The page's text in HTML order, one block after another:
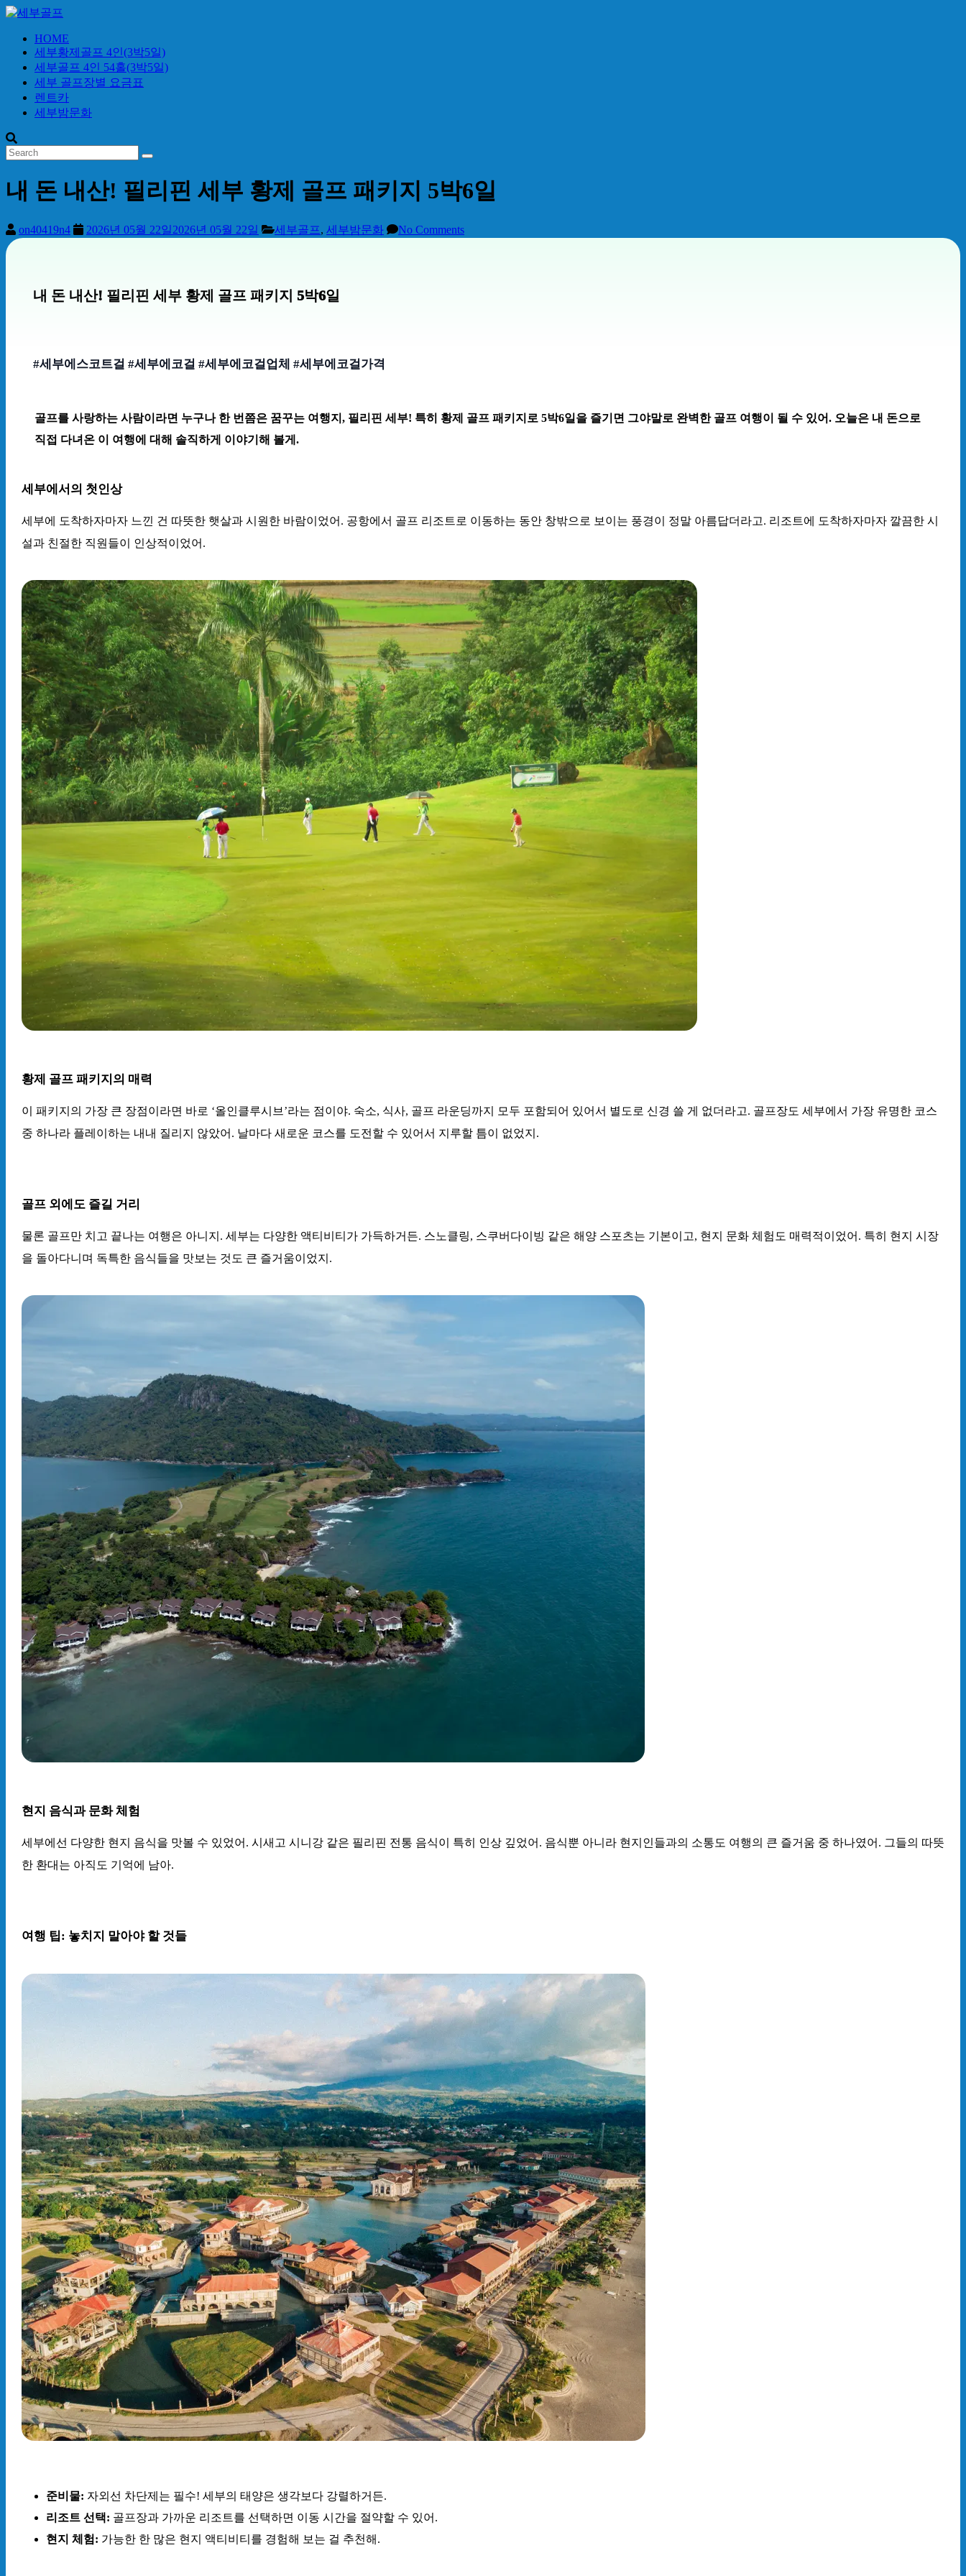
Skip
content
시
간
료
HOME
세부황제골프 4인(3박5일)
세부골프 4인 54홀(3박5일)
세부 골프장별 요금표
렌트카
세부밤문화
내 돈 내산! 필리핀 세부 황제 골프 패키지 5박6일
on40419n4 2026년 05월 22일2026년 05월 22일 세부골프, 세부밤문화 No Comments
내 돈 내산! 필리핀 세부 황제 골프 패키지 5박6일
#세부에스코트걸 #세부에코걸 #세부에코걸업체 #세부에코걸가격
골프를 사랑하는 사람이라면 누구나 한 번쯤은 꿈꾸는 여행지, 필리핀 세부! 특히 황제 골프 패키지로 5박6일을 즐기면 그야말로 완벽한 골프 여행이 될 수 있어. 오늘은 내 돈으로
직접 다녀온 이 여행에 대해 솔직하게 이야기해 볼게.
세부에서의 첫인상
세부에 도착하자마자 느낀 건 따뜻한 햇살과 시원한 바람이었어. 공항에서 골프 리조트로 이동하는 동안 창밖으로 보이는 풍경이 정말 아름답더라고. 리조트에 도착하자마자 깔끔한 시
설과 친절한 직원들이 인상적이었어.
황제 골프 패키지의 매력
이 패키지의 가장 큰 장점이라면 바로 ‘올인클루시브’라는 점이야. 숙소, 식사, 골프 라운딩까지 모두 포함되어 있어서 별도로 신경 쓸 게 없더라고. 골프장도 세부에서 가장 유명한 코스
중 하나라 플레이하는 내내 질리지 않았어. 날마다 새로운 코스를 도전할 수 있어서 지루할 틈이 없었지.
골프 외에도 즐길 거리
물론 골프만 치고 끝나는 여행은 아니지. 세부는 다양한 액티비티가 가득하거든. 스노클링, 스쿠버다이빙 같은 해양 스포츠는 기본이고, 현지 문화 체험도 매력적이었어. 특히 현지 시장
을 돌아다니며 독특한 음식들을 맛보는 것도 큰 즐거움이었지.
현지 음식과 문화 체험
세부에선 다양한 현지 음식을 맛볼 수 있었어. 시새고 시니강 같은 필리핀 전통 음식이 특히 인상 깊었어. 음식뿐 아니라 현지인들과의 소통도 여행의 큰 즐거움 중 하나였어. 그들의 따뜻
한 환대는 아직도 기억에 남아.
여행 팁: 놓치지 말아야 할 것들
준비물: 자외선 차단제는 필수! 세부의 태양은 생각보다 강렬하거든.
리조트 선택: 골프장과 가까운 리조트를 선택하면 이동 시간을 절약할 수 있어.
현지 체험: 가능한 한 많은 현지 액티비티를 경험해 보는 걸 추천해.